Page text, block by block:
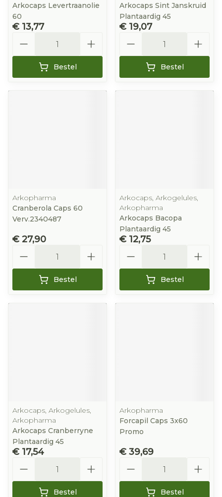
Arkocaps Levertraanolie
60
€ 13,77
Bestel
Arkocaps Sint Janskruid
Plantaardig 45
€ 19,07
Bestel
Arkopharma
Cranberola Caps 60
Verv.2340487
€ 27,90
Bestel
Arkocaps, Arkogelules,
Arkopharma
Arkocaps Bacopa
Plantaardig 45
€ 12,75
Bestel
Arkocaps, Arkogelules,
Arkopharma
Arkocaps Cranberryne
Plantaardig 45
€ 17,54
Bestel
Arkopharma
Forcapil Caps 3x60
Promo
€ 39,69
Bestel